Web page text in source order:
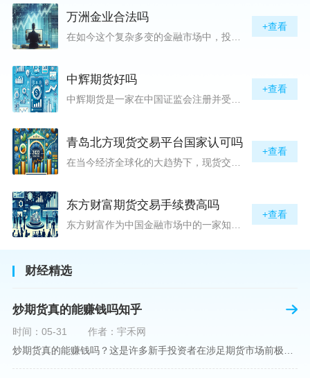
万洲金业合法吗
在如今这个复杂多变的金融市场中，投资者对于选择可靠的投资平台显得尤为谨慎。随着各种金融产品的广泛推广，人们越发关注那些涉及重金属买卖、投资的公司及平台，而万洲金业（以下简称“万洲”）正是此类公司之一。本文将从多个角度深入探讨“万洲金业是否合法”这一问题，旨在为广大投资者提供一份详实的参考。万洲金业是一家专注于黄金投资的公司，其业务范畴主要包括黄金交易、投资咨询等。作为金融投资领域的一份子，万洲金业声称其具有强大的行业背景和丰富的交易经验，承诺为客户提供专业的金融产品及服务。对
+查看
中辉期货好吗
中辉期货是一家在中国证监会注册并受其监管的期货公司。以其强大的资本实力、稳健的经营策略和严格的风险控制体系，赢得了业界的广泛认可和客户的信任。从公司成立时间、注册资本、经营范围以及历年的经营成绩来看，中辉期货展现出的行业地位和实力，为投资者提供了一定程度的信心保障。中辉期货提供包括期货交易、期货投资咨询、资产管理等在内的全方位服务。公司拥有一支经验丰富、专业素质高的团队，他们对市场动态有着敏锐的洞察力，能够为客户提供准确的市场分析和投资策略建议，帮助客户在复杂多变的市场中稳健
+查看
青岛北方现货交易平台国家认可吗
+查看
东方财富期货交易手续费高吗
+查看
财经精选
炒期货真的能赚钱吗知乎
时间：05-31
作者：宇禾网